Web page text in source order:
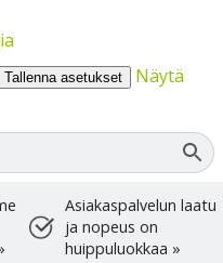
Tallenna asetukset
Näytä
Asiakaspalvelun laatu
ja nopeus on
huippuluokkaa »